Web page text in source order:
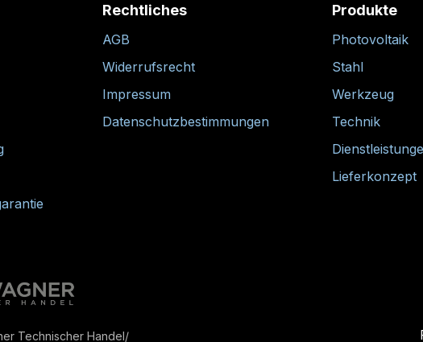
Rechtliches
AGB
Widerrufsrecht
Impressum
Datenschutzbestimmungen
Produkte
Photovoltaik
Stahl
Werkzeug
Technik
Lieferkonzept
Technischer Handel/